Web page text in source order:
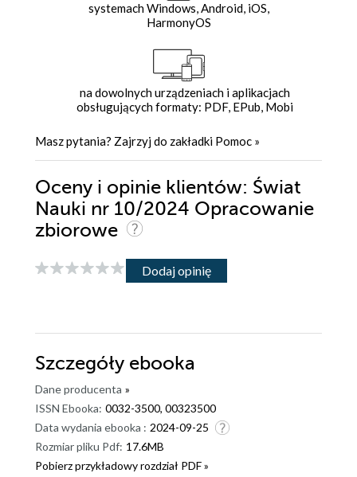
systemach Windows, Android, iOS,
HarmonyOS
na dowolnych urządzeniach i aplikacjach
obsługujących formaty: PDF, EPub, Mobi
Masz pytania? Zajrzyj do zakładki Pomoc »
Oceny i opinie klientów: Świat
Nauki nr 10/2024 Opracowanie
zbiorowe
Dodaj opinię
Szczegóły ebooka
Dane producenta »
ISSN Ebooka: 0032-3500, 00323500
Data wydania ebooka : 2024-09-25
Rozmiar pliku Pdf: 17.6MB
Pobierz przykładowy rozdział PDF »